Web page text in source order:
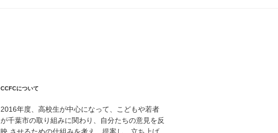
CCFCについて
2016年度、高校生が中心になって、こどもや若者
が千葉市の取り組みに関わり、自分たちの意見を反
映 させるための仕組みを考え、提案し、立ち上げ